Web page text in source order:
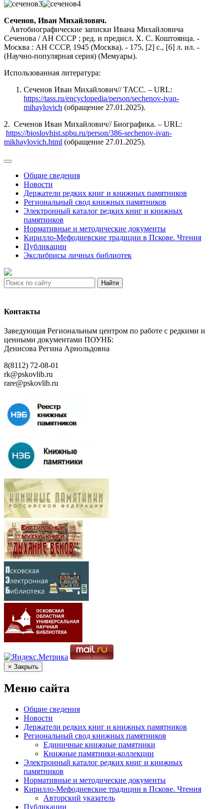
Сеченов, Иван Михайлович.
Автобиографические записки Ивана Михайловича
Сеченова / АН СССР ; ред. и предисл. Х. С. Коштоянца. -
Москва : АН СССР, 1945 (Москва). - 175, [2] с., [6] л. ил. -
(Научно-популярная серия) (Мемуары).
Использованная литература:
Сеченов Иван Михайлович// ТАСС. – URL:
https://tass.ru/encyclopedia/person/sechenov-ivan-
mihaylovich (обращение 27.01.2025).
2. Сеченов Иван Михайлович// Биографика. – URL:
https://bioslovhist.spbu.ru/person/386-sechenov-ivan-
mikhaylovich.html (обращение 27.01.2025).
Общие сведения
Новости
Держатели редких книг и книжных памятников
Региональный свод книжных памятников
Электронный каталог редких книг и книжных
памятников
Нормативные и методические документы
Кирилло-Мефодиевские традиции в Пскове. Чтения
Публикации
Экслибрисы личных библиотек
Найти
Контакты
Заведующая Региональным центром по работе с редкими и
ценными документами ПОУНБ:
Денисова Регина Арнольдовна
8(8112) 72-08-01
rk@pskovlib.ru
rare@pskovlib.ru
× Закрыть
Меню сайта
Общие сведения
Новости
Держатели редких книг и книжных памятников
Региональный свод книжных памятников
Единичные книжные памятники
Книжные памятники-коллекции
Электронный каталог редких книг и книжных
памятников
Нормативные и методические документы
Кирилло-Мефодиевские традиции в Пскове. Чтения
Авторский указатель
Публикации